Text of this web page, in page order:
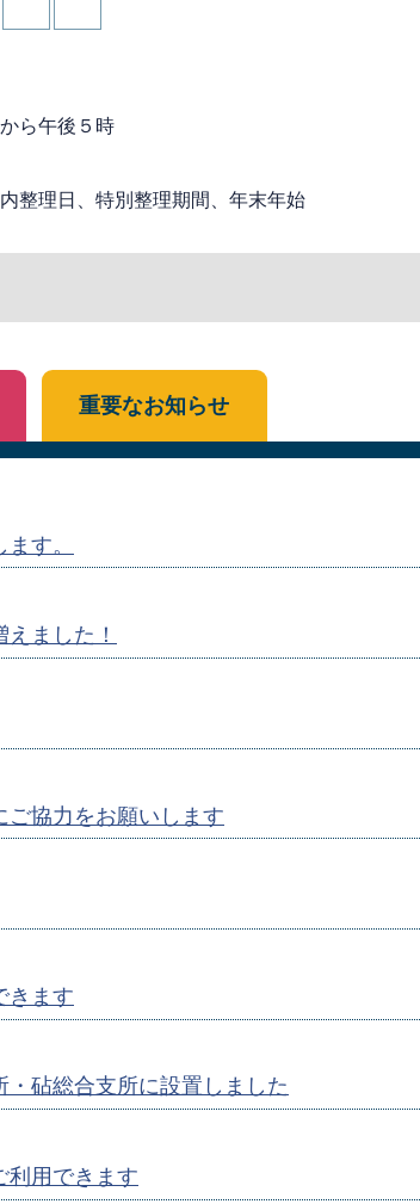
ら午後５時
整理日、特別整理期間、年末年始
す。
ました！
ご協力をお願いします
きます
砧総合支所に設置しました
利用できます
重要なお知らせ